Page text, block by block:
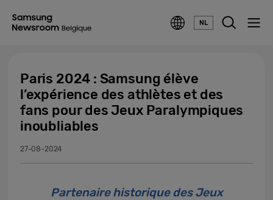
NL
Paris 2024 : Samsung élève
l’expérience des athlètes et des
fans pour des Jeux Paralympiques
inoubliables
27-08-2024
Partenaire historique des Jeux